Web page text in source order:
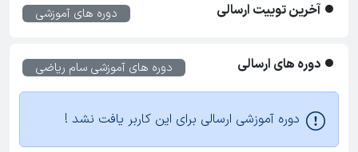
آخرین توییت ارسالی دوره های آموزشی
دوره های ارسالی دوره های آموزشی سام ریاضی
دوره آموزشی ارسالی برای این کاربر یافت نشد !